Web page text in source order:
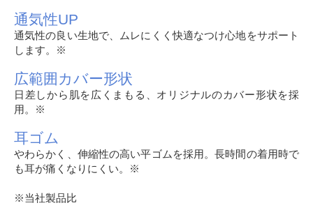
通気性UP
通気性の良い生地で、ムレにくく快適なつけ心地をサポート
します。※
広範囲カバー形状
日差しから肌を広くまもる、オリジナルのカバー形状を採
用。※
耳ゴム
やわらかく、伸縮性の高い平ゴムを採用。長時間の着用時で
も耳が痛くなりにくい。※
※当社製品比